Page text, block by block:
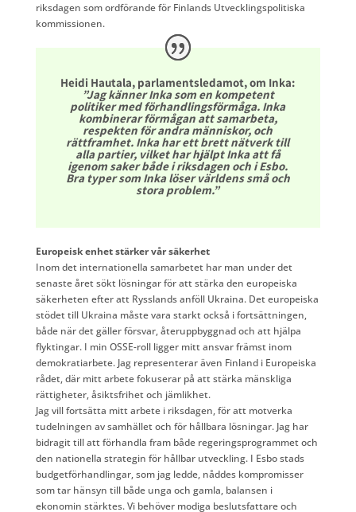
riksdagen som ordförande för Finlands Utvecklingspolitiska
kommissionen.
Heidi Hautala, parlamentsledamot, om Inka:
”Jag känner Inka som en kompetent
politiker med förhandlingsförmåga. Inka
kombinerar förmågan att samarbeta,
respekten för andra människor, och
rättframhet. Inka har ett brett nätverk till
alla partier, vilket har hjälpt Inka att få
igenom saker både i riksdagen och i Esbo.
Bra typer som Inka löser världens små och
stora problem.”
Europeisk enhet stärker vår säkerhet
Inom det internationella samarbetet har man under det
senaste året sökt lösningar för att stärka den europeiska
säkerheten efter att Rysslands anföll Ukraina. Det europeiska
stödet till Ukraina måste vara starkt också i fortsättningen,
både när det gäller försvar, återuppbyggnad och att hjälpa
flyktingar. I min OSSE-roll ligger mitt ansvar främst inom
demokratiarbete. Jag representerar även Finland i Europeiska
rådet, där mitt arbete fokuserar på att stärka mänskliga
rättigheter, åsiktsfrihet och jämlikhet.
Jag vill fortsätta mitt arbete i riksdagen, för att motverka
tudelningen av samhället och för hållbara lösningar. Jag har
bidragit till att förhandla fram både regeringsprogrammet och
den nationella strategin för hållbar utveckling. I Esbo stads
budgetförhandlingar, som jag ledde, nåddes kompromisser
som tar hänsyn till både unga och gamla, balansen i
ekonomin stärktes. Vi behöver modiga beslutsfattare och